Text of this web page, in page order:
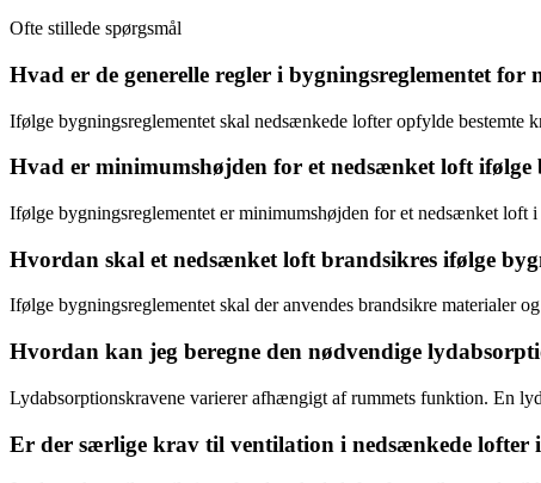
Ofte stillede spørgsmål
Hvad er de generelle regler i bygningsreglementet for
Ifølge bygningsreglementet skal nedsænkede lofter opfylde bestemte
Hvad er minimumshøjden for et nedsænket loft ifølge
Ifølge bygningsreglementet er minimumshøjden for et nedsænket loft i
Hvordan skal et nedsænket loft brandsikres ifølge
Ifølge bygningsreglementet skal der anvendes brandsikre materialer
Hvordan kan jeg beregne den nødvendige
Lydabsorptionskravene varierer afhængigt af rummets funktion. En
Er der særlige krav til ventilation i nedsænkede lofter